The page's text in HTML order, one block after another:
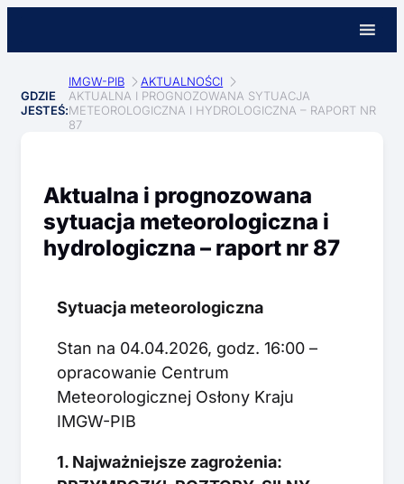
GDZIE
JESTEŚ:
IMGW-PIB
AKTUALNOŚCI
AKTUALNA I PROGNOZOWANA SYTUACJA
METEOROLOGICZNA I HYDROLOGICZNA – RAPORT NR
87
Aktualna i prognozowana
sytuacja meteorologiczna i
hydrologiczna – raport nr 87
Sytuacja meteorologiczna
Stan na 04.04.2026, godz. 16:00 –
opracowanie Centrum
Meteorologicznej Osłony Kraju
IMGW-PIB
1. Najważniejsze zagrożenia: